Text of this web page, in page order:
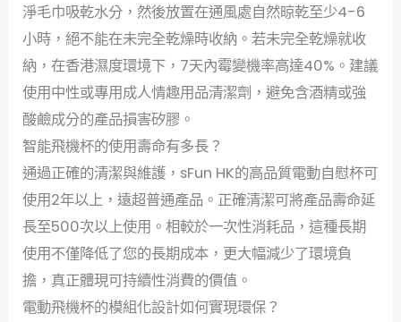
淨毛巾吸乾水分，然後放置在通風處自然晾乾至少4-6
小時，絕不能在未完全乾燥時收納。若未完全乾燥就收
納，在香港濕度環境下，7天內霉變機率高達40%。建議
使用中性或專用成人情趣用品清潔劑，避免含酒精或強
酸鹼成分的產品損害矽膠。
智能飛機杯的使用壽命有多長？
通過正確的清潔與維護，sFun HK的高品質電動自慰杯可
使用2年以上，遠超普通產品。正確清潔可將產品壽命延
長至500次以上使用。相較於一次性消耗品，這種長期
使用不僅降低了您的長期成本，更大幅減少了環境負
擔，真正體現可持續性消費的價值。
電動飛機杯的模組化設計如何實現環保？